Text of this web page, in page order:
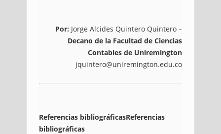
Por: Jorge Alcides Quintero Quintero –
Decano de la Facultad de Ciencias
Contables de Uniremington
jquintero@uniremington.edu.co
Referencias bibliográficasReferencias
bibliográficas